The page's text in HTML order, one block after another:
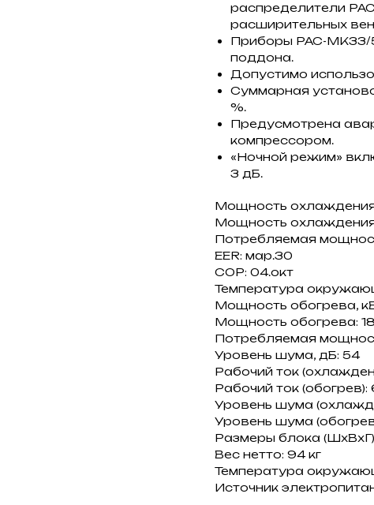
распределители
расширительных
Приборы PAC-MK33/
поддона.
Допустимо
Суммарная
%.
Предусмотрена
компрессором.
«Ночной режим»
3 дБ.
Мощность
Мощность
Потребляемая
EER: мар.30
COP: 04.окт
Температура
Мощность обогрева,
Мощность обогрева:
Потребляемая
Уровень шума, дБ: 54
Рабочий ток
Рабочий ток (обогрев):
Уровень шума
Уровень шума
Размеры блока
Вес нетто: 94 кг
Температура
Источник